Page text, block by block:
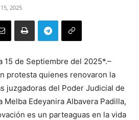
2025
15 de Septiembre del 2025*.–
protesta quienes renovaron la
juzgadoras del Poder Judicial de
Melba Edeyanira Albavera Padilla,
es un parteaguas en la vida